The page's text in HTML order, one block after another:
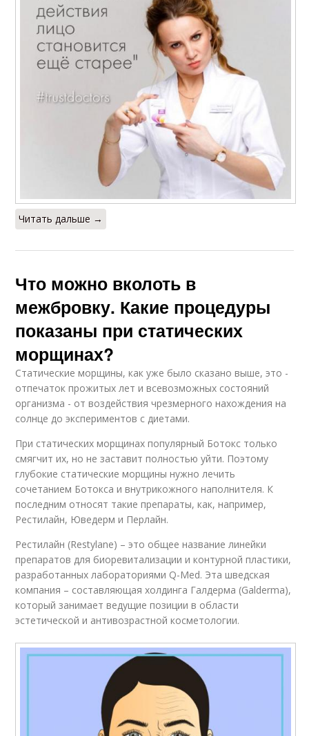
Читать дальше →
Что можно вколоть в
межбровку. Какие процедуры
показаны при статических
морщинах?
Статические морщины, как уже было сказано выше, это -
отпечаток прожитых лет и всевозможных состояний
организма - от воздействия чрезмерного нахождения на
солнце до экспериментов с диетами.
При статических морщинах популярный Ботокс только
смягчит их, но не заставит полностью уйти. Поэтому
глубокие статические морщины нужно лечить
сочетанием Ботокса и внутрикожного наполнителя. К
последним относят такие препараты, как, например,
Рестилайн, Юведерм и Перлайн.
Рестилайн (Restylane) – это общее название линейки
препаратов для биоревитализации и контурной пластики,
разработанных лабораториями Q-Med. Эта шведская
компания – составляющая холдинга Галдерма (Galderma),
который занимает ведущие позиции в области
эстетической и антивозрастной косметологии.